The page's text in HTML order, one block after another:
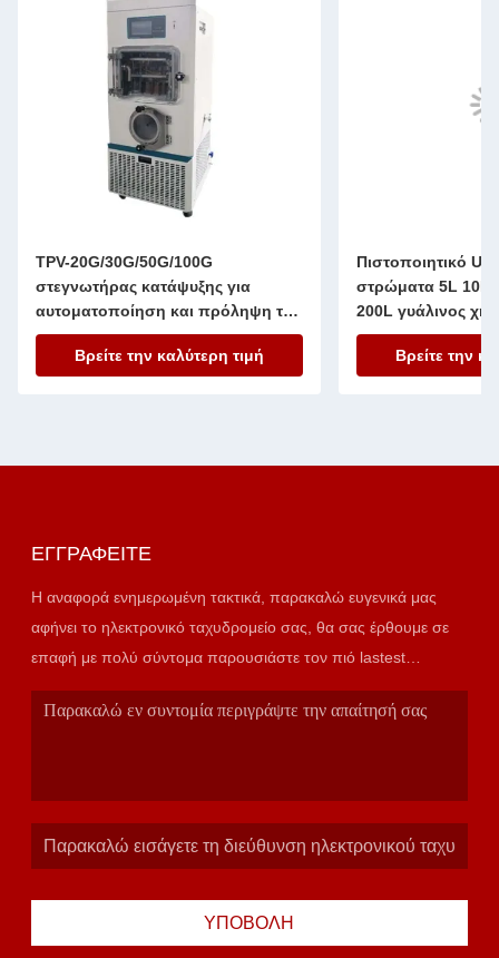
TPV-20G/30G/50G/100G
στεγνωτήρας κατάψυξης για
αυτοματοποίηση και πρόληψη της
ρύπανσης δειγμάτων
Βρείτε την καλύτερη τιμή
Πιστοποιητικό UL
στρώματα 5L 10L
200L γυάλινος
αντιδραστήρας
Βρείτε την
ΕΓΓΡΑΦΕΊΤΕ
Η αναφορά ενημερωμένη τακτικά, παρακαλώ ευγενικά μας
αφήνει το ηλεκτρονικό ταχυδρομείο σας, θα σας έρθουμε σε
επαφή με πολύ σύντομα παρουσιάστε τον πιό lastest
κατάλογο.
ΥΠΟΒΟΛΉ